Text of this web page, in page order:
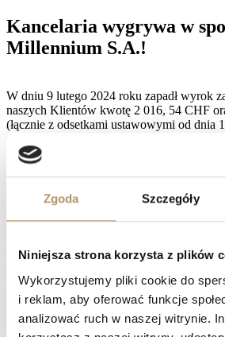
Zgoda Szczegóły
Niniejsza strona korzysta z plików
Wykorzystujemy pliki cookie do
i reklam, aby oferować funkcje
analizować ruch w naszej witrynie.
Kancelaria wygrywa w
Millennium S.A.!
W dniu 9 lutego 2024 roku zapadł wyrok
naszych Klientów kwotę 2 016, 54 CHF
(łącznie z odsetkami ustawowymi od dnia
zapłaty), a także Sąd stwierdził
umowy względem kredytobiorców.
Kancelaria konsekwentnie i rzetelnie
należnych dla Klientów świadczeń,
kredytobiorców, a także zażalenia Banku-
naszym Klientom kwotę 188 234, 16
złotych tytułem zwrotu kosztów
tytułem zwrotu kosztów postępowania
ustawowymi odsetkami za opóźnienie od
orzeczenia do dnia zapłaty. Bank
pozostałymi kosztami postępowania, a
wyrokiem z dnia 17.10.2025r umorzył